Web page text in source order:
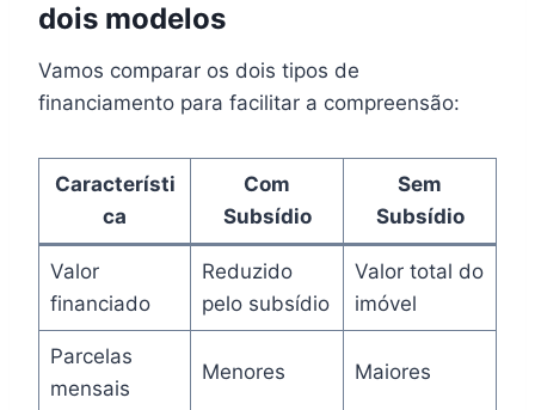
dois modelos
Vamos comparar os dois tipos de
financiamento para facilitar a compreensão:
Característi
ca
Com
Subsídio
Sem
Subsídio
Valor
financiado
Reduzido
pelo subsídio
Valor total do
imóvel
Parcelas
mensais
Menores Maiores